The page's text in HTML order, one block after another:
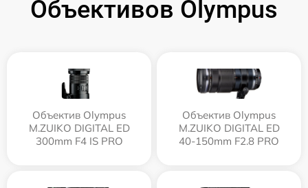
Объективов Olympus
Объектив Olympus
M.ZUIKO DIGITAL ED
300mm F4 IS PRO
Объектив Olympus
M.ZUIKO DIGITAL ED
40-150mm F2.8 PRO